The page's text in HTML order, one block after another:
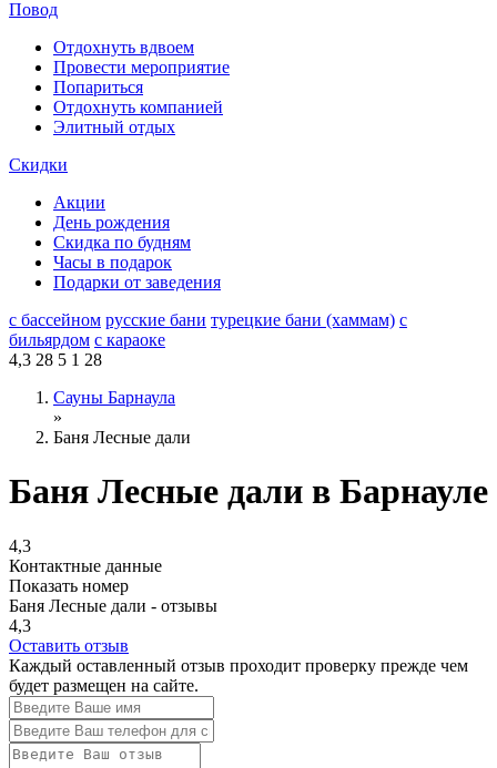
Повод
Отдохнуть вдвоем
Провести мероприятие
Попариться
Отдохнуть компанией
Элитный отдых
Скидки
Акции
День рождения
Скидка по будням
Часы в подарок
Подарки от заведения
с бассейном русские бани турецкие бани (хаммам) с
бильярдом с караоке
4,3 28 5 1 28
Сауны Барнаула
»
Баня Лесные дали
Баня Лесные дали в Барнауле
4,3
Контактные данные
Показать номер
Баня Лесные дали - отзывы
4,3
Оставить отзыв
Каждый оставленный отзыв проходит проверку прежде чем
будет размещен на сайте.